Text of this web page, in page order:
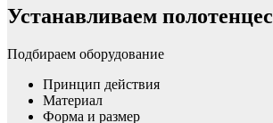
Устанавливаем
Подбираем оборудование
Принцип действия
Материал
Форма и размер